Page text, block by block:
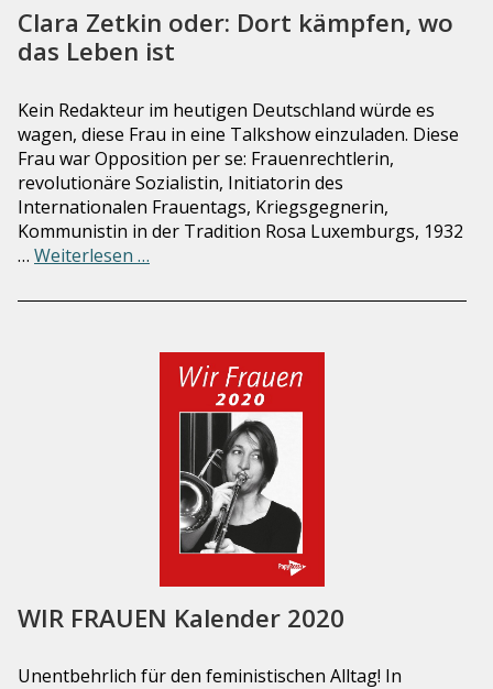
Clara Zetkin oder: Dort kämpfen, wo
das Leben ist
Kein Redakteur im heutigen Deutschland würde es
wagen, diese Frau in eine Talkshow einzuladen. Diese
Frau war Opposition per se: Frauenrechtlerin,
revolutionäre Sozialistin, Initiatorin des
Internationalen Frauentags, Kriegsgegnerin,
Kommunistin in der Tradition Rosa Luxemburgs, 1932
… Weiterlesen …
WIR FRAUEN Kalender 2020
Unentbehrlich für den feministischen Alltag! In